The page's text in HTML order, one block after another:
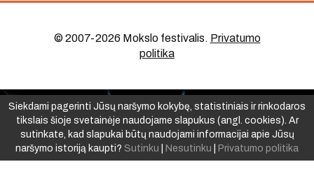
© 2007-2026 Mokslo festivalis. Privatumo
politika
Siekdami pagerinti Jūsų naršymo kokybę, statistiniais ir rinkodaros
tikslais šioje svetainėje naudojame slapukus (angl. cookies). Ar
sutinkate, kad slapukai būtų naudojami informacijai apie Jūsų
naršymo istoriją kaupti? Sutinku Nesutinku Privatumo politika